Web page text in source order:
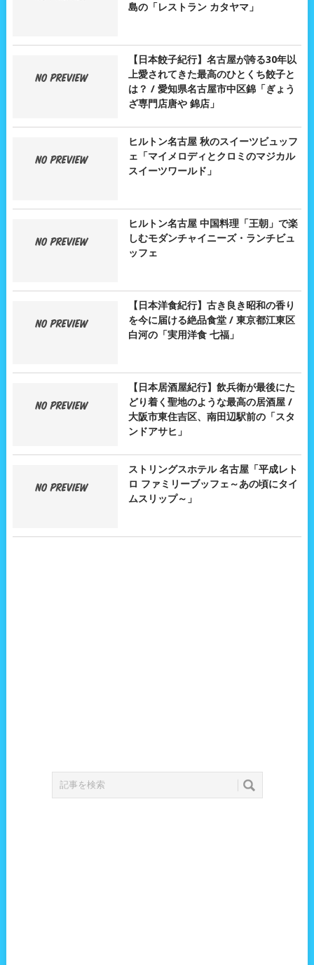
島の「レストラン カタヤマ」
【日本餃子紀行】名古屋が誇る30年以
上愛されてきた最高のひとくち餃子と
は？ / 愛知県名古屋市中区錦「ぎょう
ざ専門店唐や 錦店」
ヒルトン名古屋 秋のスイーツビュッフ
ェ「マイメロディとクロミのマジカル
スイーツワールド」
ヒルトン名古屋 中国料理「王朝」で楽
しむモダンチャイニーズ・ランチビュ
ッフェ
【日本洋食紀行】古き良き昭和の香り
を今に届ける絶品食堂 / 東京都江東区
白河の「実用洋食 七福」
【日本居酒屋紀行】飲兵衛が最後にた
どり着く聖地のような最高の居酒屋 /
大阪市東住吉区、南田辺駅前の「スタ
ンドアサヒ」
ストリングスホテル 名古屋「平成レト
ロ ファミリーブッフェ～あの頃にタイ
ムスリップ～」